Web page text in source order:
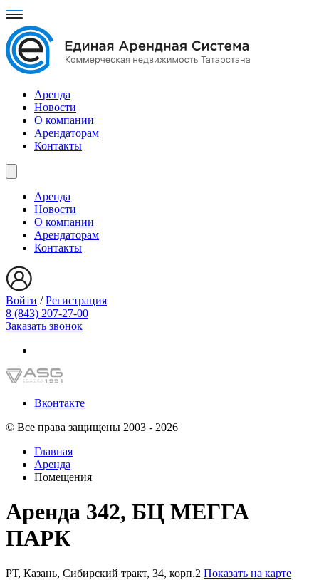
Аренда
Новости
О компании
Арендаторам
Контакты
Аренда
Новости
О компании
Арендаторам
Контакты
Войти /Регистрация
8 (843) 207-27-00
Заказать звонок
Вконтакте
© Все права защищены 2003 - 2026
Главная
Аренда
Помещения
Аренда 342, БЦ МЕГГА
ПАРК
РТ, Казань, Сибирский тракт, 34, корп.2 Показать на карте